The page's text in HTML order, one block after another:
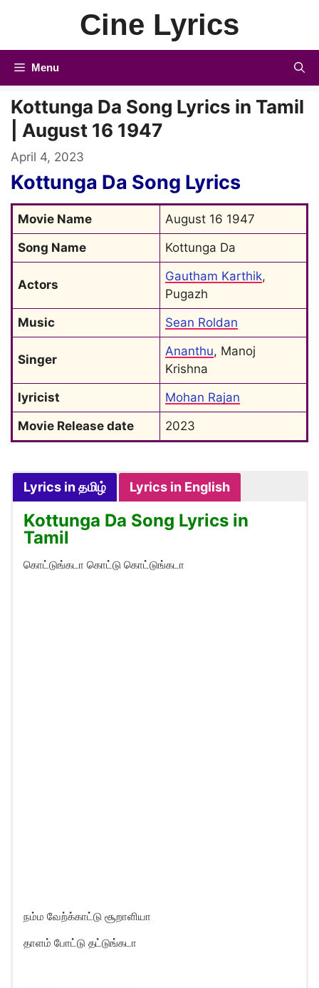
Cine Lyrics
Menu
Kottunga Da Song Lyrics in Tamil
| August 16 1947
April 4, 2023
Kottunga Da Song Lyrics
Movie Name
August 16 1947
Song Name
Kottunga Da
Actors
Gautham Karthik,
Pugazh
Music
Sean Roldan
Singer
Ananthu, Manoj
Krishna
lyricist
Mohan Rajan
Movie Release date
2023
Lyrics in தமிழ் Lyrics in English
Kottunga Da Song Lyrics in
Tamil
கொட்டுங்கடா கொட்டு கொட்டுங்கடா
நம்ம வேற்க்காட்டு சூறாளியா
தாளம் போட்டு தட்டுங்கடா